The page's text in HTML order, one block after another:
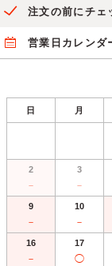
注文の前にチェ
営業日カレンダ
日 月
2
－
3
－
9
－
10
－
16
－
17
◯